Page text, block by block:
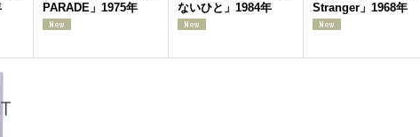
PARADE」1975年
ないひと」1984年
Stranger」1968年